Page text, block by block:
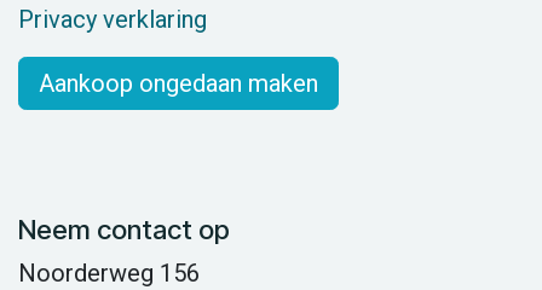
Privacy verklaring
Aankoop ongedaan maken
Neem contact op
Noorderweg 156